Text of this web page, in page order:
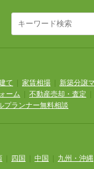
て 家賃相場
新築分譲
ーム 不動産売却・査定
プランナー無料相談
四国 中国 九州・沖縄